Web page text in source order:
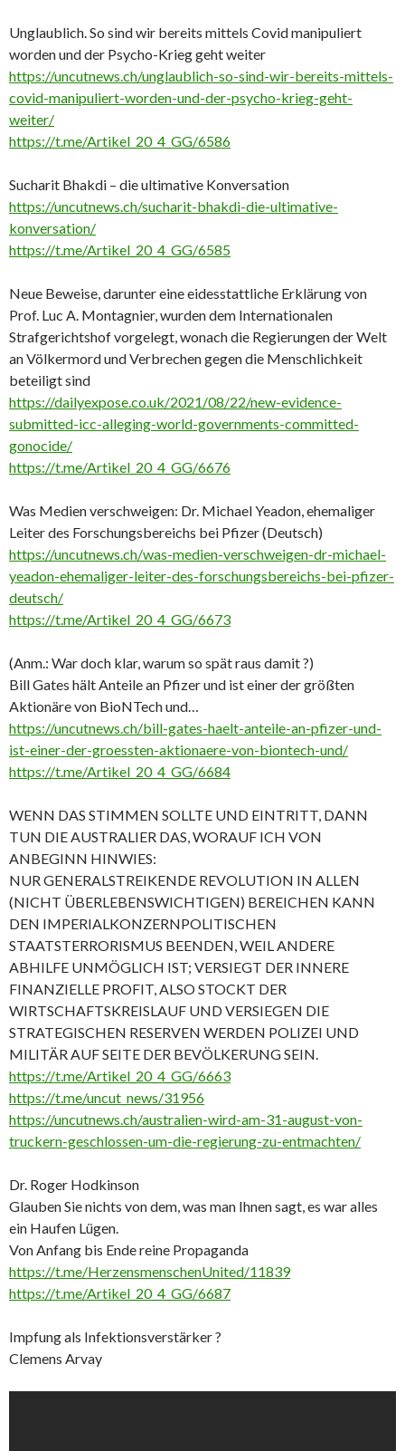
Unglaublich. So sind wir bereits mittels Covid manipuliert
worden und der Psycho-Krieg geht weiter
https://uncutnews.ch/unglaublich-so-sind-wir-bereits-mittels-
covid-manipuliert-worden-und-der-psycho-krieg-geht-
weiter/
https://t.me/Artikel_20_4_GG/6586
Sucharit Bhakdi – die ultimative Konversation
https://uncutnews.ch/sucharit-bhakdi-die-ultimative-
konversation/
https://t.me/Artikel_20_4_GG/6585
Neue Beweise, darunter eine eidesstattliche Erklärung von
Prof. Luc A. Montagnier, wurden dem Internationalen
Strafgerichtshof vorgelegt, wonach die Regierungen der Welt
an Völkermord und Verbrechen gegen die Menschlichkeit
beteiligt sind
https://dailyexpose.co.uk/2021/08/22/new-evidence-
submitted-icc-alleging-world-governments-committed-
gonocide/
https://t.me/Artikel_20_4_GG/6676
Was Medien verschweigen: Dr. Michael Yeadon, ehemaliger
Leiter des Forschungsbereichs bei Pfizer (Deutsch)
https://uncutnews.ch/was-medien-verschweigen-dr-michael-
yeadon-ehemaliger-leiter-des-forschungsbereichs-bei-pfizer-
deutsch/
https://t.me/Artikel_20_4_GG/6673
(Anm.: War doch klar, warum so spät raus damit ?)
Bill Gates hält Anteile an Pfizer und ist einer der größten
Aktionäre von BioNTech und…
https://uncutnews.ch/bill-gates-haelt-anteile-an-pfizer-und-
ist-einer-der-groessten-aktionaere-von-biontech-und/
https://t.me/Artikel_20_4_GG/6684
WENN DAS STIMMEN SOLLTE UND EINTRITT, DANN
TUN DIE AUSTRALIER DAS, WORAUF ICH VON
ANBEGINN HINWIES:
NUR GENERALSTREIKENDE REVOLUTION IN ALLEN
(NICHT ÜBERLEBENSWICHTIGEN) BEREICHEN KANN
DEN IMPERIALKONZERNPOLITISCHEN
STAATSTERRORISMUS BEENDEN, WEIL ANDERE
ABHILFE UNMÖGLICH IST; VERSIEGT DER INNERE
FINANZIELLE PROFIT, ALSO STOCKT DER
WIRTSCHAFTSKREISLAUF UND VERSIEGEN DIE
STRATEGISCHEN RESERVEN WERDEN POLIZEI UND
MILITÄR AUF SEITE DER BEVÖLKERUNG SEIN.
https://t.me/Artikel_20_4_GG/6663
https://t.me/uncut_news/31956
https://uncutnews.ch/australien-wird-am-31-august-von-
truckern-geschlossen-um-die-regierung-zu-entmachten/
Dr. Roger Hodkinson
Glauben Sie nichts von dem, was man Ihnen sagt, es war alles
ein Haufen Lügen.
Von Anfang bis Ende reine Propaganda
https://t.me/HerzensmenschenUnited/11839
https://t.me/Artikel_20_4_GG/6687
Impfung als Infektionsverstärker ?
Clemens Arvay